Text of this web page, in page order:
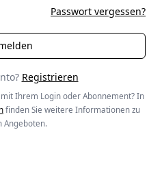
Passwort vergessen?
Registrieren
Ihrem Login oder Abonnement? In
finden Sie weitere Informationen zu
Angeboten.